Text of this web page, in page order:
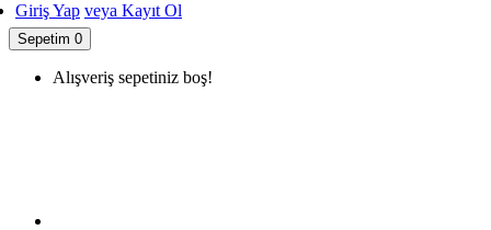
Giriş Yap veya Kayıt Ol
Sepetim 0
Alışveriş sepetiniz boş!